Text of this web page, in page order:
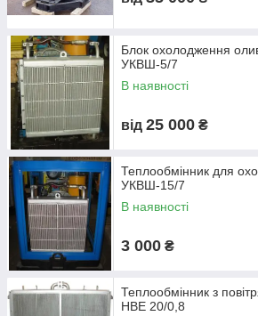
Застосування
Блок охолодження
УКВШ-5/7
В наявності
від 25 000 ₴
Теплообмінник для
УКВШ-15/7
В наявності
3 000 ₴
Теплообмінник з
НВЕ 20/0,8